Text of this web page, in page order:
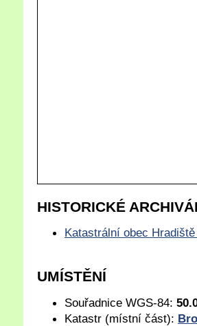
HISTORICKÉ
Katastrální obec
UMÍSTĚNÍ
Souřadnice WGS-84:
Katastr (místní část):